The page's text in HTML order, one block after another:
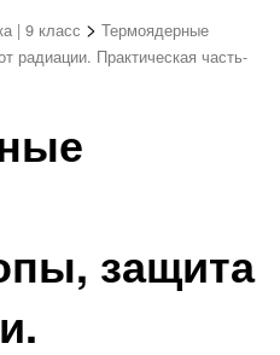
| 9 класс > Термоядерные
радиации. Практическая часть-
защита